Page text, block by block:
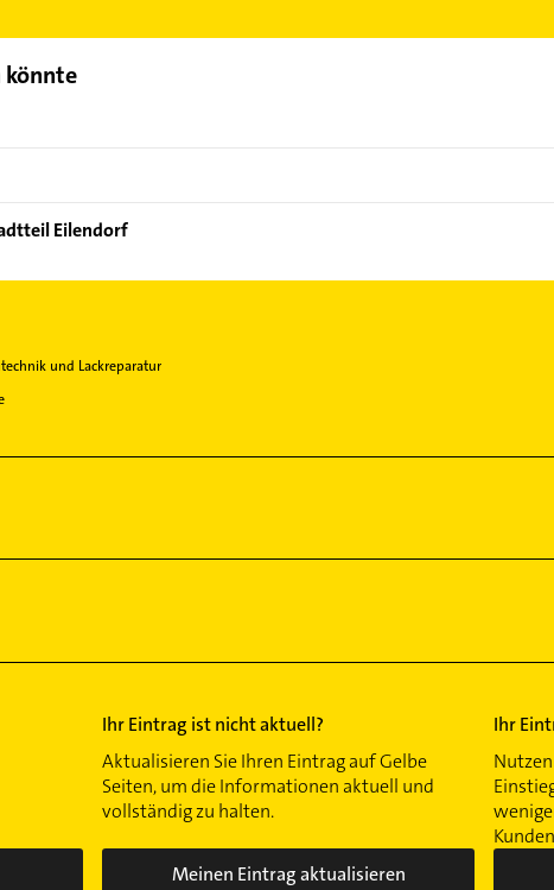
könnte
Eilendorf
und Lackreparatur
Ihr Eintrag ist nicht aktuell?
Aktualisieren Sie Ihren Eintrag auf Gelbe
Seiten, um die Informationen aktuell und
vollständig zu halten.
Meinen Eintrag aktualisieren
Ihr